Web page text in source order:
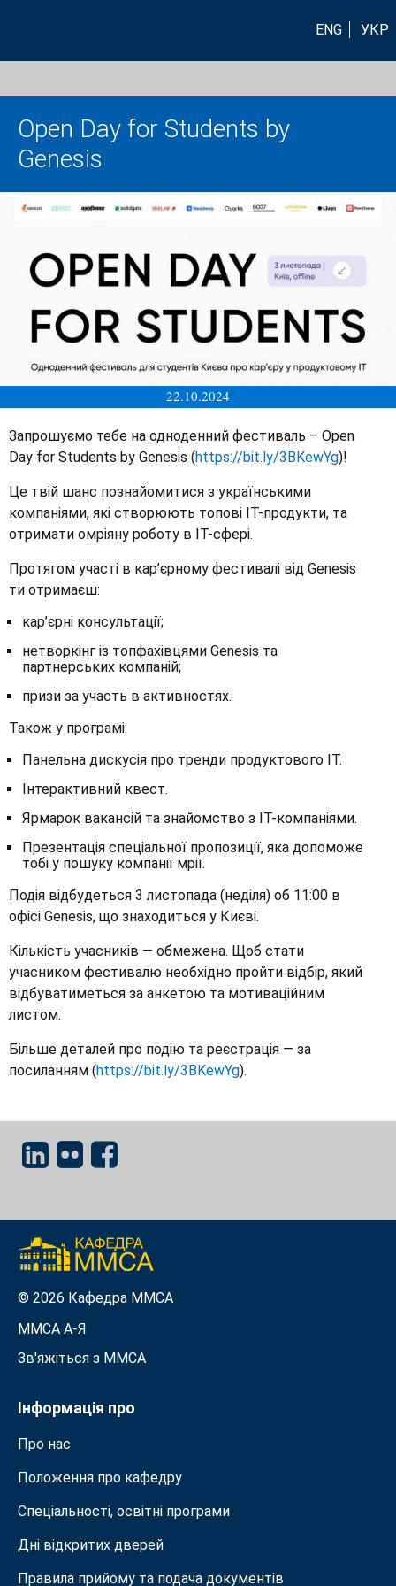
ENG УКР
Open Day for Students by
Genesis
22.10.2024
Запрошуємо тебе на одноденний фестиваль – Open
Day for Students by Genesis (https://bit.ly/3BKewYg)!
Це твій шанс познайомитися з українськими
компаніями, які створюють топові IT-продукти, та
отримати омріяну роботу в IT-сфері.
Протягом участі в кар’єрному фестивалі від Genesis
ти отримаєш:
кар’єрні консультації;
нетворкінг із топфахівцями Genesis та
партнерських компаній;
призи за участь в активностях.
Також у програмі:
Панельна дискусія про тренди продуктового IT.
Інтерактивний квест.
Ярмарок вакансій та знайомство з IT-компаніями.
Презентація спеціальної пропозиції, яка допоможе
тобі у пошуку компанії мрії.
Подія відбудеться 3 листопада (неділя) об 11:00 в
офісі Genesis, що знаходиться у Києві.
Кількість учасників — обмежена. Щоб стати
учасником фестивалю необхідно пройти відбір, який
відбуватиметься за анкетою та мотиваційним
листом.
Більше деталей про подію та реєстрація — за
посиланням (https://bit.ly/3BKewYg).
© 2026 Кафедра ММСА
ММСА A-Я
Зв'яжіться з MMСА
Інформація про
Про нас
Положення про кафедру
Спеціальності, освітні програми
Дні відкритих дверей
Правила прийому та подача документiв